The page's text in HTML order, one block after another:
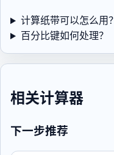
计算纸带可以怎么用？
百分比键如何处理？
相关计算器
下一步推荐